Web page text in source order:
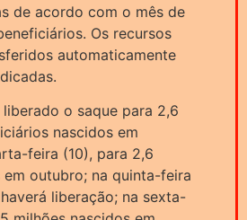
de acordo com o mês de
Os recursos
automaticamente
o saque para 2,6
nascidos em
feira (10), para 2,6
em outubro; na quinta-feira
liberação; na sexta-